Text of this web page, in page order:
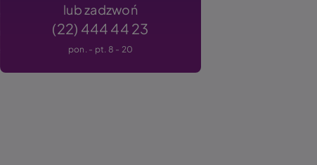
lub zadzwoń
(22) 444 44 23
pon. - pt. 8 - 20